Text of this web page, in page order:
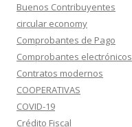
Buenos Contribuyentes
circular economy
Comprobantes de Pago
Comprobantes electrónicos
Contratos modernos
COOPERATIVAS
COVID-19
Crédito Fiscal